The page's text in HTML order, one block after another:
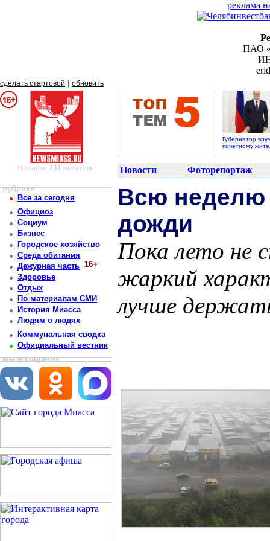
реклама
ПАО
сделать стартовой обновить
Губернатор
почётному
На сайте 231 читатель Новости Фоторепортаж
рубрики
Все за сегодня
Официоз
Социум
Бизнес
Городское хозяйство
Среда обитания
Дежурная часть 16+
Здоровье
Отдых
По материалам СМИ
История Миасса
Людям о людях
Коммунальная сводка
Официальный вестник
мы в соцсетях
Всю неделю
дожди
Пока лето не
жаркий
лучше